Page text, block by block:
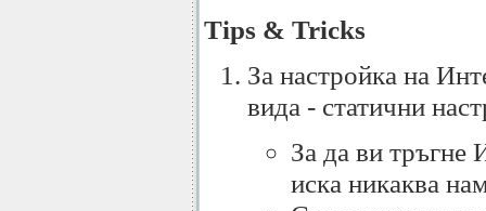
Tips & Tricks
За настройка на
вида - статични
За да ви тръгне
иска никаква